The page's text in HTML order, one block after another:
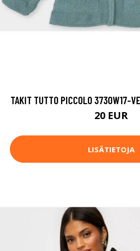
TAKIT TUTTO PICCOLO 3730W17-
20 EUR
LISÄTIETOJA